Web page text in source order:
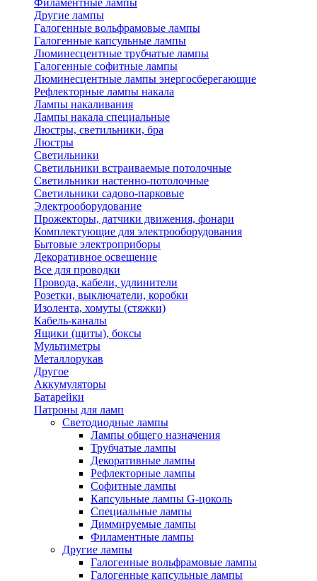
Другие лампы
Галогенные вольфрамовые лампы
Галогенные капсульные лампы
Люминесцентные трубчатые лампы
Галогенные софитные лампы
Люминесцентные лампы энергосберегающие
Рефлекторные лампы накала
Лампы накаливания
Лампы накала специальные
Люстры, светильники, бра
Люстры
Светильники
Светильники встраиваемые потолочные
Светильники настенно-потолочные
Светильники садово-парковые
Электрооборудование
Прожекторы, датчики движения, фонари
Комплектующие для электрооборудования
Бытовые электроприборы
Декоративное освещение
Все для проводки
Провода, кабели, удлинители
Розетки, выключатели, коробки
Изолента, хомуты (стяжки)
Кабель-каналы
Ящики (щиты), боксы
Мультиметры
Металлорукав
Другое
Аккумуляторы
Батарейки
Патроны для ламп
Светодиодные лампы
Лампы общего назначения
Трубчатые лампы
Декоративные лампы
Рефлекторные лампы
Софитные лампы
Капсульные лампы G-цоколь
Специальные лампы
Диммируемые лампы
Филаментные лампы
Другие лампы
Галогенные вольфрамовые лампы
Галогенные капсульные лампы